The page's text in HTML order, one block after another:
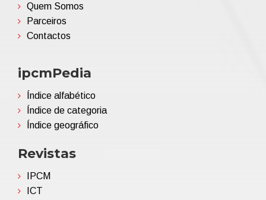
Quem Somos
Parceiros
Contactos
ipcmPedia
Índice alfabético
Índice de categoria
Índice geográfico
Revistas
IPCM
ICT